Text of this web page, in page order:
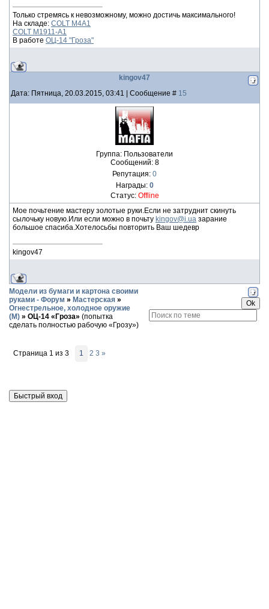
Только стремясь к невозможному, можно достичь максимального!
На складе: COLT M4A1
COLT M1911-A1
В работе ОЦ-14 "Гроза"
kingov47
Дата: Пятница, 20.03.2015, 03:41 | Сообщение # 15
Группа: Пользователи
Сообщений: 8
Репутация: 0
Награды: 0
Статус: Offline
Мое почьтение мастеру золотые руки.Если не затруднит скинуть
сылочьку новую.Или если можно в почьту kingov@i.ua зарание
большое спасиба.Хотелосьбы повторить Ваш шедевр
kingov47
Модели из бумаги и картона своими
руками - Форум » Мастерская »
Огнестрельное, холодное оружие
(М) » ОЦ-14 «Гроза» (попытка
сделать полностью рабочую «Грозу»)
Страница 1 из 3 1 2 3 »